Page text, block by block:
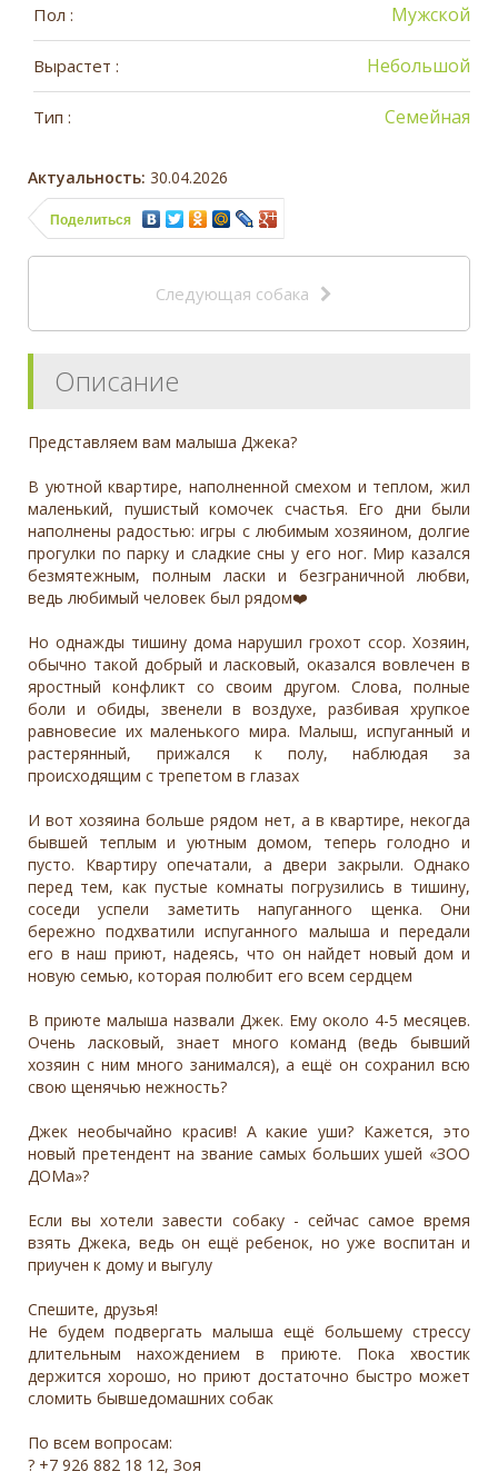
Пол : Мужской
Вырастет : Небольшой
Тип : Семейная
Актуальность: 30.04.2026
Поделиться
Следующая собака
Описание
Представляем вам малыша Джека?
В уютной квартире, наполненной смехом и теплом, жил
маленький, пушистый комочек счастья. Его дни были
наполнены радостью: игры с любимым хозяином, долгие
прогулки по парку и сладкие сны у его ног. Мир казался
безмятежным, полным ласки и безграничной любви,
ведь любимый человек был рядом❤️
Но однажды тишину дома нарушил грохот ссор. Хозяин,
обычно такой добрый и ласковый, оказался вовлечен в
яростный конфликт со своим другом. Слова, полные
боли и обиды, звенели в воздухе, разбивая хрупкое
равновесие их маленького мира. Малыш, испуганный и
растерянный, прижался к полу, наблюдая за
происходящим с трепетом в глазах
И вот хозяина больше рядом нет, а в квартире, некогда
бывшей теплым и уютным домом, теперь голодно и
пусто. Квартиру опечатали, а двери закрыли. Однако
перед тем, как пустые комнаты погрузились в тишину,
соседи успели заметить напуганного щенка. Они
бережно подхватили испуганного малыша и передали
его в наш приют, надеясь, что он найдет новый дом и
новую семью, которая полюбит его всем сердцем
В приюте малыша назвали Джек. Ему около 4-5 месяцев.
Очень ласковый, знает много команд (ведь бывший
хозяин с ним много занимался), а ещё он сохранил всю
свою щенячью нежность?
Джек необычайно красив! А какие уши? Кажется, это
новый претендент на звание самых больших ушей «ЗОО
ДОМа»?
Если вы хотели завести собаку - сейчас самое время
взять Джека, ведь он ещё ребенок, но уже воспитан и
приучен к дому и выгулу
Спешите, друзья!
Не будем подвергать малыша ещё большему стрессу
длительным нахождением в приюте. Пока хвостик
держится хорошо, но приют достаточно быстро может
сломить бывшедомашних собак
По всем вопросам:
? +7 926 882 18 12, Зоя